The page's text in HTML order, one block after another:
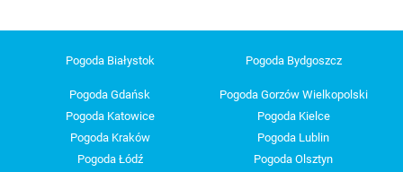
Pogoda Białystok Pogoda Bydgoszcz
Pogoda Gdańsk
Pogoda Gorzów Wielkopolski
Pogoda Katowice
Pogoda Kielce
Pogoda Kraków
Pogoda Lublin
Pogoda Łódź
Pogoda Olsztyn